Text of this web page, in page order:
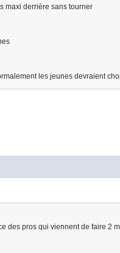
maxi derrière sans tourner
les jeunes devraient
pros qui viennent de faire 2